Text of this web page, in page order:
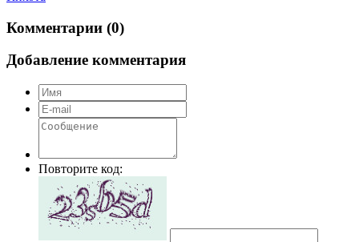
Комментарии (0)
Добавление комментария
Повторите код: